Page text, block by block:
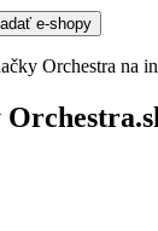
Orchestra na